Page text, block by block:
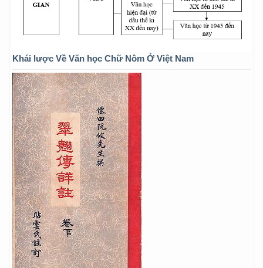
Khái lược Về Văn học Chữ Nôm Ở Việt Nam